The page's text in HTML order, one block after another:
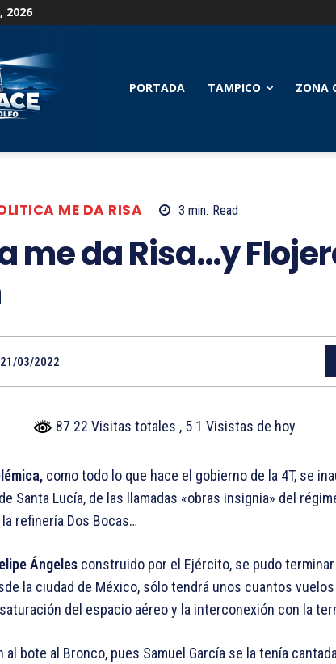
2026
PORTADA TAMPICO ZONA
ME DA RISA 3 min. Read
me da Risa…y
21/03/2022
87 22 Visitas totales , 5 1 Visistas de hoy
como todo lo que hace el gobierno de la 4T, se
Santa Lucía, de las llamadas «obras insignia» del
refinería Dos Bocas…
Ángeles construido por el Ejército, se pudo
la ciudad de México, sólo tendrá unos cuantos
del espacio aéreo y la interconexión con la
al bote al Bronco, pues Samuel García se la tenía